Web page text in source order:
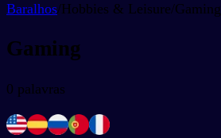
Baralhos/Hobbies & Leisure/Gaming
Gaming
0 palavras